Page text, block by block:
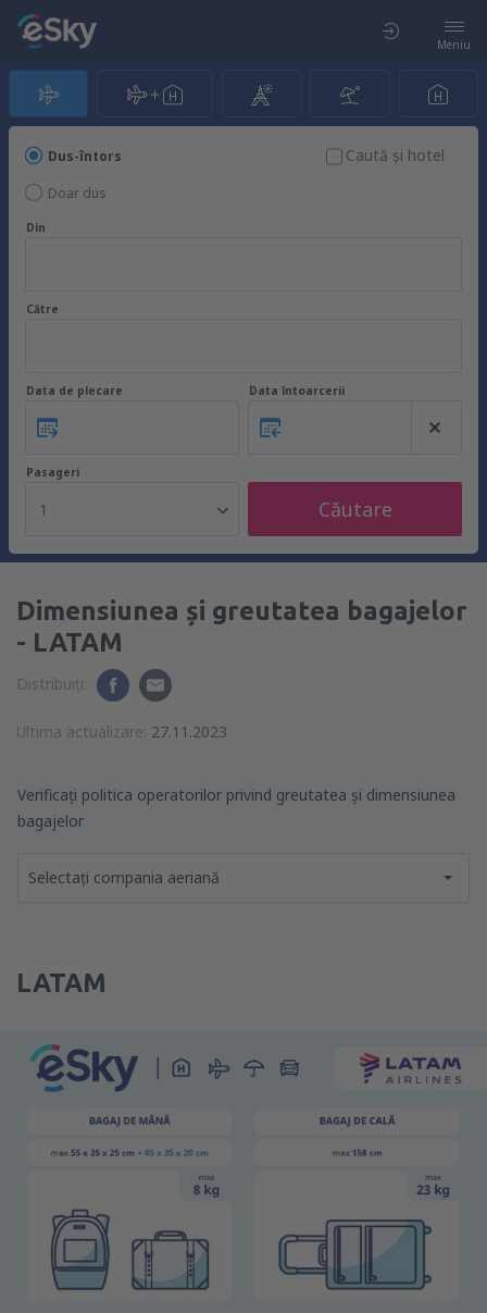
Meniu
Dus-întors
Doar dus
Caută şi hotel
Din
Către
Data de plecare Data întoarcerii
Pasageri
1 Căutare
Dimensiunea și greutatea bagajelor
- LATAM
Distribuiți:
Ultima actualizare: 27.11.2023
Verificați politica operatorilor privind greutatea și dimensiunea
bagajelor
Selectați compania aeriană
LATAM